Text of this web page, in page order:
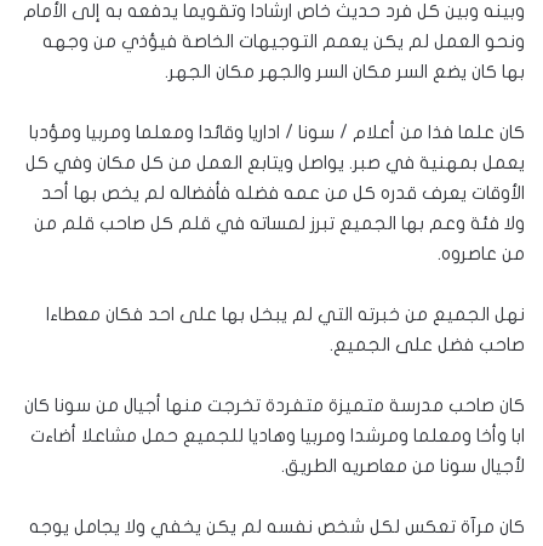
وبينه وبين كل فرد حديث خاص ارشادا وتقويما يدفعه به إلى الأمام
ونحو العمل لم يكن يعمم التوجيهات الخاصة فيؤذي من وجهه
بها كان يضع السر مكان السر والجهر مكان الجهر.
كان علما فذا من أعلام / سونا / اداريا وقائدا ومعلما ومربيا ومؤدبا
يعمل بمهنية في صبر. يواصل ويتابع العمل من كل مكان وفي كل
الأوقات يعرف قدره كل من عمه فضله فأفضاله لم يخص بها أحد
ولا فئة وعم بها الجميع تبرز لمساته في قلم كل صاحب قلم من
من عاصروه.
نهل الجميع من خبرته التي لم يبخل بها على احد فكان معطاءا
صاحب فضل على الجميع.
كان صاحب مدرسة متميزة متفردة تخرجت منها أجيال من سونا كان
ابا وأخا ومعلما ومرشدا ومربيا وهاديا للجميع حمل مشاعلا أضاءت
لأجيال سونا من معاصريه الطريق.
كان مرآة تعكس لكل شخص نفسه لم يكن يخفي ولا يجامل يوجه